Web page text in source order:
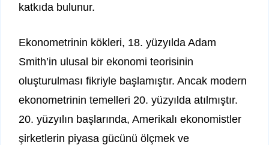
katkıda bulunur.
Ekonometrinin kökleri, 18. yüzyılda Adam
Smith’in ulusal bir ekonomi teorisinin
oluşturulması fikriyle başlamıştır. Ancak modern
ekonometrinin temelleri 20. yüzyılda atılmıştır.
20. yüzyılın başlarında, Amerikalı ekonomistler
şirketlerin piyasa gücünü ölçmek ve